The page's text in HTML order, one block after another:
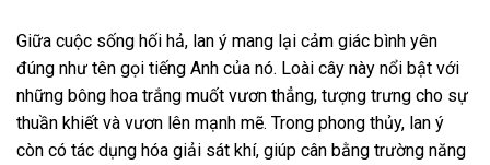
Giữa cuộc sống hối hả, lan ý mang lại cảm giác bình yên
đúng như tên gọi tiếng Anh của nó. Loài cây này nổi bật với
những bông hoa trắng muốt vươn thẳng, tượng trưng cho sự
thuần khiết và vươn lên mạnh mẽ. Trong phong thủy, lan ý
còn có tác dụng hóa giải sát khí, giúp cân bằng trường năng